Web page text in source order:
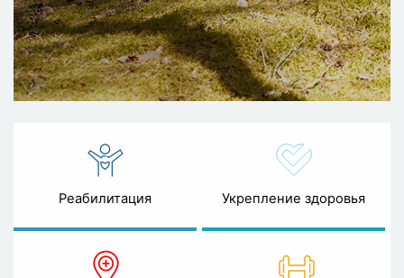
Реабилитация Укрепление здоровья